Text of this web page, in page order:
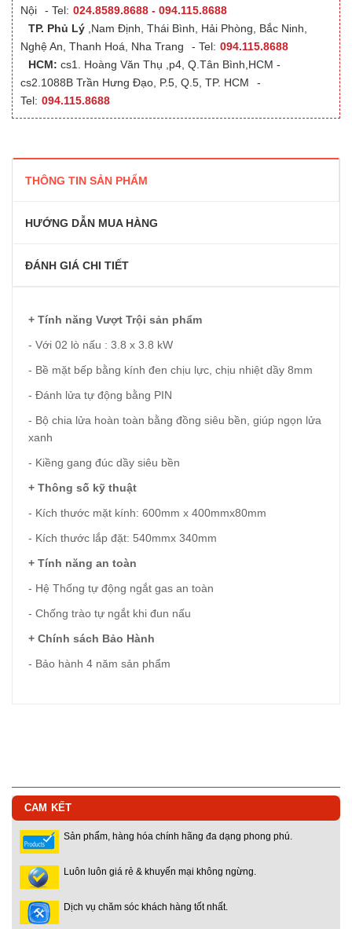
Nội
- Tel: 024.8589.8688 - 094.115.8688
TP. Phủ Lý ,Nam Định, Thái Bình, Hải Phòng, Bắc Ninh,
Nghệ An, Thanh Hoá, Nha Trang
- Tel: 094.115.8688
HCM: cs1. Hoàng Văn Thụ ,p4, Q.Tân Bình,HCM -
cs2.1088B Trần Hưng Đạo, P.5, Q.5, TP. HCM
-
Tel: 094.115.8688
THÔNG TIN SẢN PHẨM
HƯỚNG DẪN MUA HÀNG
ĐÁNH GIÁ CHI TIẾT
+ Tính năng Vượt Trội sản phẩm
- Với 02 lò nấu : 3.8 x 3.8 kW
- Bề mặt bếp bằng kính đen chịu lực, chịu nhiệt dầy 8mm
- Đánh lửa tự động bằng PIN
- Bộ chia lửa hoàn toàn bằng đồng siêu bền, giúp ngọn lửa
xanh
- Kiềng gang đúc dầy siêu bền
+ Thông số kỹ thuật
- Kích thước mặt kính: 600mm x 400mmx80mm
- Kích thước lắp đặt: 540mmx 340mm
+ Tính năng an toàn
- Hệ Thống tự động ngắt gas an toàn
- Chống trào tự ngắt khi đun nấu
+ Chính sách Bảo Hành
- Bảo hành 4 năm sản phẩm
CAM KẾT
Sản phẩm, hàng hóa chính hãng đa dạng phong phú.
Luôn luôn giá rẻ & khuyến mại không ngừng.
Dịch vụ chăm sóc khách hàng tốt nhất.